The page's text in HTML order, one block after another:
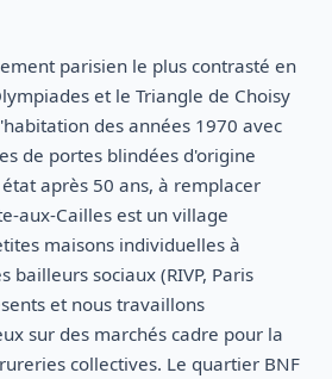
parisien le plus contrasté en
et le Triangle de Choisy
des années 1970 avec
de portes blindées d'origine
après 50 ans, à remplacer
aux-Cailles est un village
maisons individuelles à
bailleurs sociaux (RIVP, Paris
et nous travaillons
sur des marchés cadre pour la
collectives. Le quartier BNF